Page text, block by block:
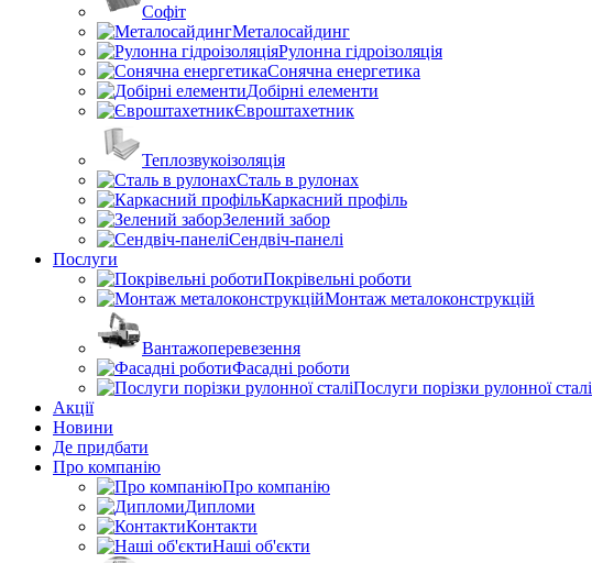
Софіт
Металосайдинг
Рулонна гідроізоляція
Сонячна енергетика
Добірні елементи
Євроштахетник
Теплозвукоізоляція
Сталь в рулонах
Каркасний профіль
Зелений забор
Сендвіч-панелі
Послуги
Покрівельні роботи
Монтаж металоконструкцій
Вантажоперевезення
Фасадні роботи
Послуги порізки рулонної сталі
Акції
Новини
Де придбати
Про компанію
Про компанію
Дипломи
Контакти
Наші об'єкти